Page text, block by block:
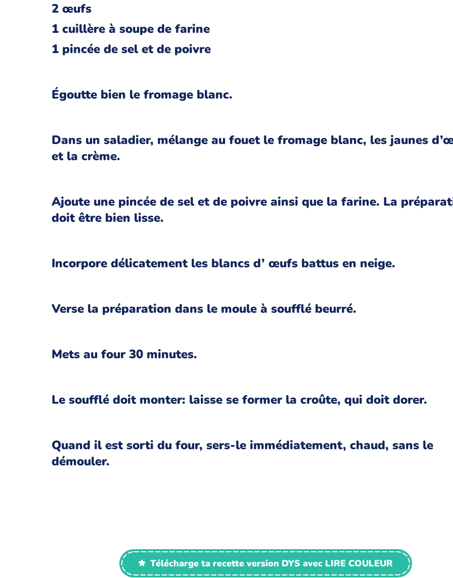
2 œufs
1 cuillère à soupe de farine
1 pincée de sel et de poivre
Égoutte bien le fromage blanc.
Dans un saladier, mélange au fouet le fromage blanc, les jaunes
et la crème.
Ajoute une pincée de sel et de poivre ainsi que la farine. La
doit être bien lisse.
Incorpore délicatement les blancs d’ œufs battus en neige.
Verse la préparation dans le moule à soufflé beurré.
Mets au four 30 minutes.
Le soufflé doit monter: laisse se former la croûte, qui doit dorer.
Quand il est sorti du four, sers-le immédiatement, chaud, sans le
démouler.
Télécharge ta recette version DYS avec LIRE COULEUR